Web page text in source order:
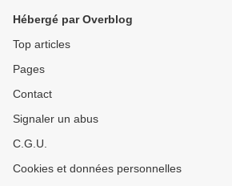
Hébergé par Overblog
Top articles
Pages
Contact
Signaler un abus
C.G.U.
Cookies et données personnelles